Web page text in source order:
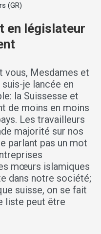
(GR)
en législateur
vous, Mesdames et
je lancée en
la Suissesse et
de moins en moins
Les travailleurs
majorité sur nos
parlant pas un mot
mœurs islamiques
dans notre société;
suisse, on se fait
liste peut être